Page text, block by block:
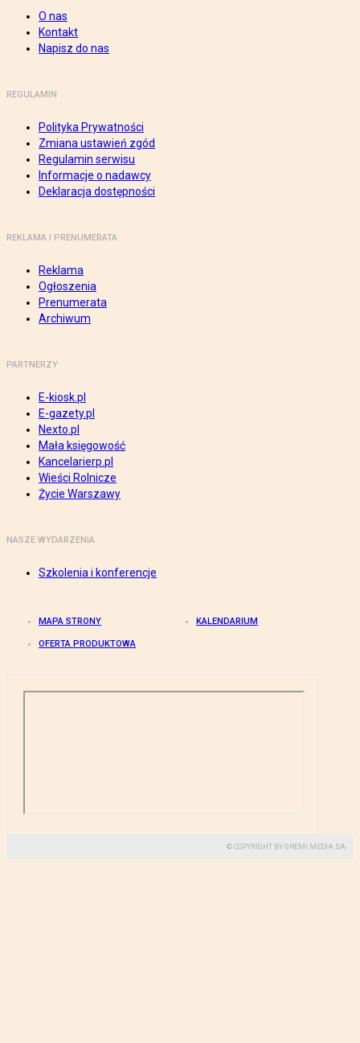
O nas
Kontakt
Napisz do nas
REGULAMIN
Polityka Prywatności
Zmiana ustawień zgód
Regulamin serwisu
Informacje o nadawcy
Deklaracja dostępności
REKLAMA I PRENUMERATA
Reklama
Ogłoszenia
Prenumerata
Archiwum
PARTNERZY
E-kiosk.pl
E-gazety.pl
Nexto.pl
Mała księgowość
Kancelarierp.pl
Wieści Rolnicze
Życie Warszawy
NASZE WYDARZENIA
Szkolenia i konferencje
MAPA STRONY KALENDARIUM
OFERTA PRODUKTOWA
© COPYRIGHT BY GREMI MEDIA SA